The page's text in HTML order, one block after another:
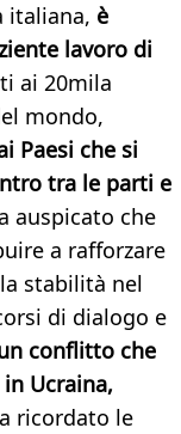
italiana, è
lavoro di
ai 20mila
mondo,
Paesi che si
tra le parti e
auspicato che
a rafforzare
stabilità nel
di dialogo e
conflitto che
Ucraina,
ricordato le